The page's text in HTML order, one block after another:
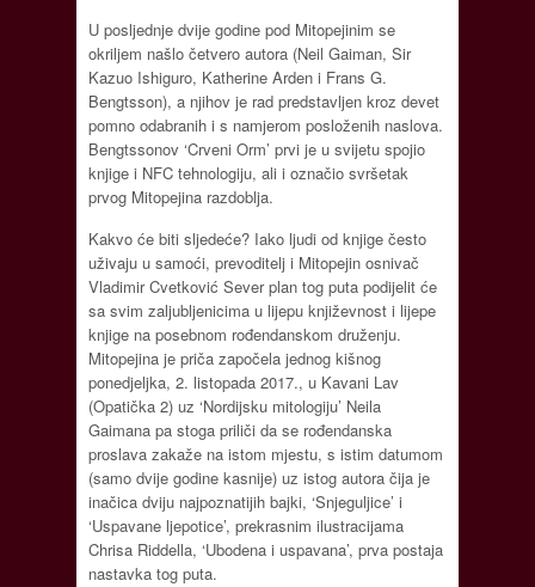
U posljednje dvije godine pod Mitopejinim se
okriljem našlo četvero autora (Neil Gaiman, Sir
Kazuo Ishiguro, Katherine Arden i Frans G.
Bengtsson), a njihov je rad predstavljen kroz devet
pomno odabranih i s namjerom posloženih naslova.
Bengtssonov ‘Crveni Orm’ prvi je u svijetu spojio
knjige i NFC tehnologiju, ali i označio svršetak
prvog Mitopejina razdoblja.
Kakvo će biti sljedeće? Iako ljudi od knjige često
uživaju u samoći, prevoditelj i Mitopejin osnivač
Vladimir Cvetković Sever plan tog puta podijelit će
sa svim zaljubljenicima u lijepu književnost i lijepe
knjige na posebnom rođendanskom druženju.
Mitopejina je priča započela jednog kišnog
ponedjeljka, 2. listopada 2017., u Kavani Lav
(Opatička 2) uz ‘Nordijsku mitologiju’ Neila
Gaimana pa stoga priliči da se rođendanska
proslava zakaže na istom mjestu, s istim datumom
(samo dvije godine kasnije) uz istog autora čija je
inačica dviju najpoznatijih bajki, ‘Snjeguljice’ i
‘Uspavane ljepotice’, prekrasnim ilustracijama
Chrisa Riddella, ‘Ubodena i uspavana’, prva postaja
nastavka tog puta.